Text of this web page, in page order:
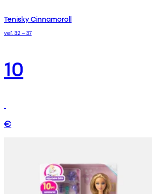
Tenisky Cinnamoroll
veľ. 32 – 37
10
€